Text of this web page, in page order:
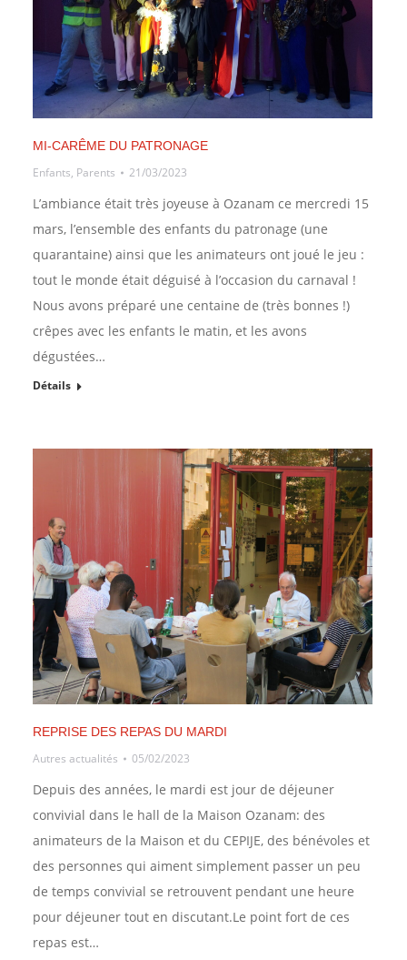
MI-CARÊME DU PATRONAGE
Enfants, Parents 21/03/2023
L’ambiance était très joyeuse à Ozanam ce mercredi 15
mars, l’ensemble des enfants du patronage (une
quarantaine) ainsi que les animateurs ont joué le jeu :
tout le monde était déguisé à l’occasion du carnaval !
Nous avons préparé une centaine de (très bonnes !)
crêpes avec les enfants le matin, et les avons
dégustées…
Détails
REPRISE DES REPAS DU MARDI
Autres actualités 05/02/2023
Depuis des années, le mardi est jour de déjeuner
convivial dans le hall de la Maison Ozanam: des
animateurs de la Maison et du CEPIJE, des bénévoles et
des personnes qui aiment simplement passer un peu
de temps convivial se retrouvent pendant une heure
pour déjeuner tout en discutant.Le point fort de ces
repas est…